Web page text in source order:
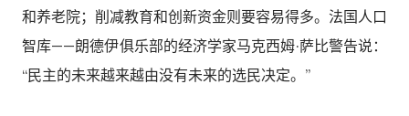
和养老院；削减教育和创新资金则要容易得多。法国人口
智库——朗德伊俱乐部的经济学家马克西姆·萨比警告说：
“民主的未来越来越由没有未来的选民决定。”